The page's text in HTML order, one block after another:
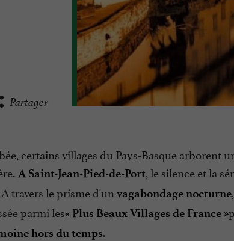
Partager
certains villages du Pays-Basque arborent
. A Saint-Jean-Pied-de-Port, le silence et la
travers le prisme d'un vagabondage nocturne
parmi les« Plus Beaux Villages de France »
hors du temps.